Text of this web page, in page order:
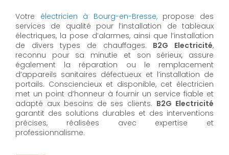
Votre électricien à Bourg-en-Bresse,propose des
services de qualité pour l’installation de tableaux
électriques, la pose d’alarmes, ainsi que l’installation
de divers types de chauffages. B2G Electricité,
reconnu pour sa minutie et son sérieux, assure
également la réparation ou le remplacement
d’appareils sanitaires défectueux et l’installation de
portails. Consciencieux et disponible, cet électricien
met un point d’honneur à fournir un service fiable et
adapté aux besoins de ses clients. B2G Electricité
garantit des solutions durables et des interventions
précises, réalisées avec expertise et
professionnalisme.